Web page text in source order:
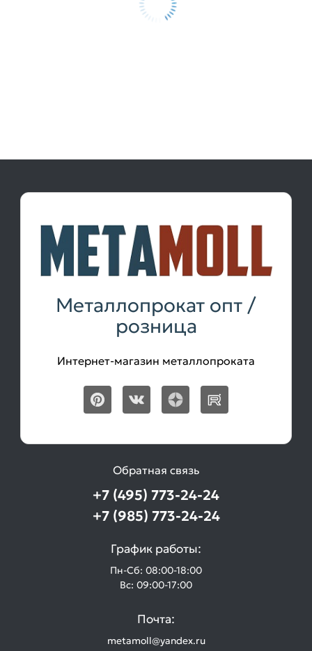
Металлопрокат опт /
розница
Интернет-магазин металлопроката
Обратная связь
+7 (495) 773-24-24
+7 (985) 773-24-24
График работы:
Пн-Сб: 08:00-18:00
Вс: 09:00-17:00
Почта:
metamoll@yandex.ru